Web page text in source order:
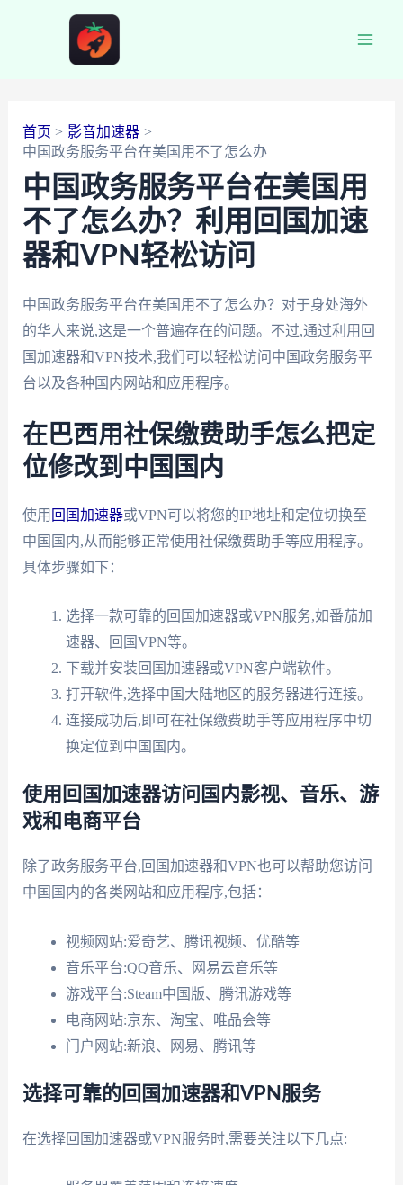
首页
影音加速器
中国政务服务平台在美国用不了怎么办
中国政务服务平台在美国用
不了怎么办？利用回国加速
器和VPN轻松访问
中国政务服务平台在美国用不了怎么办？对于身处海外
的华人来说,这是一个普遍存在的问题。不过,通过利用回
国加速器和VPN技术,我们可以轻松访问中国政务服务平
台以及各种国内网站和应用程序。
在巴西用社保缴费助手怎么把定
位修改到中国国内
使用 回国加速器或VPN可以将您的IP地址和定位切换至
中国国内,从而能够正常使用社保缴费助手等应用程序。
具体步骤如下：
选择一款可靠的回国加速器或VPN服务,如番茄加
速器、回国VPN等。
下载并安装回国加速器或VPN客户端软件。
打开软件,选择中国大陆地区的服务器进行连接。
连接成功后,即可在社保缴费助手等应用程序中切
换定位到中国国内。
使用回国加速器访问国内影视、音乐、游
戏和电商平台
除了政务服务平台,回国加速器和VPN也可以帮助您访问
中国国内的各类网站和应用程序,包括：
视频网站:爱奇艺、腾讯视频、优酷等
音乐平台:QQ音乐、网易云音乐等
游戏平台:Steam中国版、腾讯游戏等
电商网站:京东、淘宝、唯品会等
门户网站:新浪、网易、腾讯等
选择可靠的回国加速器和VPN服务
在选择回国加速器或VPN服务时,需要关注以下几点: